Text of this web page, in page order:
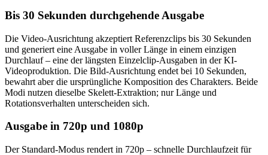
Bis 30 Sekunden durchgehende Ausgabe
Die Video-Ausrichtung akzeptiert Referenzclips bis 30 Sekunden
und generiert eine Ausgabe in voller Länge in einem einzigen
Durchlauf – eine der längsten Einzelclip-Ausgaben in der KI-
Videoproduktion. Die Bild-Ausrichtung endet bei 10 Sekunden,
bewahrt aber die ursprüngliche Komposition des Charakters. Beide
Modi nutzen dieselbe Skelett-Extraktion; nur Länge und
Rotationsverhalten unterscheiden sich.
Ausgabe in 720p und 1080p
Der Standard-Modus rendert in 720p – schnelle Durchlaufzeit für